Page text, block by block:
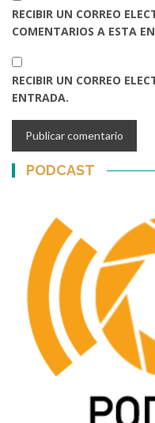
RECIBIR UN CORREO
COMENTARIOS A ESTA
RECIBIR UN CORREO
ENTRADA.
PODCAST